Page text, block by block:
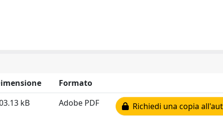
Formato
kB Adobe PDF Richiedi una copia